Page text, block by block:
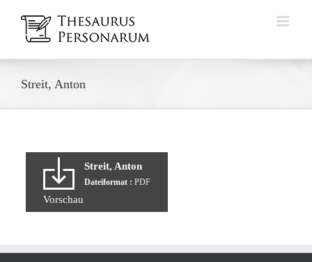
Inhalt
springen
Streit, Anton
Streit, Anton
Dateiformat : PDF
Vorschau